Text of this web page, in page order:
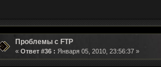
Проблемы с FTP
« Ответ #36 : Января 05, 2010, 23:56:37 »